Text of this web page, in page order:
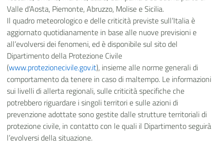
Valle d’Aosta, Piemonte, Abruzzo, Molise e Sicilia.
Il quadro meteorologico e delle criticità previste sull’Italia è
aggiornato quotidianamente in base alle nuove previsioni e
all’evolversi dei fenomeni, ed è disponibile sul sito del
Dipartimento della Protezione Civile
(www.protezionecivile.gov.it), insieme alle norme generali di
comportamento da tenere in caso di maltempo. Le informazioni
sui livelli di allerta regionali, sulle criticità specifiche che
potrebbero riguardare i singoli territori e sulle azioni di
prevenzione adottate sono gestite dalle strutture territoriali di
protezione civile, in contatto con le quali il Dipartimento seguirà
l’evolversi della situazione.